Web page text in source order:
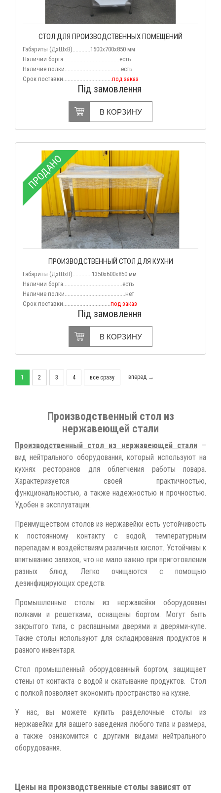
СТОЛ ДЛЯ ПРОИЗВОДСТВЕННЫХ ПОМЕЩЕНИЙ
Габариты (ДхШхВ)............1500x700x850 мм
Наличии борта......................................есть
Наличие полки......................................есть
Срок поставки.................................под заказ
Під замовлення
В КОРЗИНУ
ПРОДАНО
ПРОИЗВОДСТВЕННЫЙ СТОЛ ДЛЯ КУХНИ
Габариты (ДхШхВ).............1350х600х850 мм
Наличии борта........................................есть
Наличие полки.........................................нет
Срок поставки................................под заказ
Під замовлення
В КОРЗИНУ
1 2 3 4 все сразу вперед →
Производственный стол из
нержавеющей стали
Производственный стол из нержавеющей стали–
вид нейтрального оборудования, который используют на
кухнях ресторанов для облегчения работы повара.
Характеризуется своей практичностью,
функциональностью, а также надежностью и прочностью.
Удобен в эксплуатации.
Преимуществом столов из нержавейки есть устойчивость
к постоянному контакту с водой, температурным
перепадам и воздействиям различных кислот. Устойчивы к
впитыванию запахов, что не мало важно при приготовлении
разных блюд. Легко очищаются с помощью
дезинфицирующих средств.
Промышленные столы из нержавейки оборудованы
полками и решетками, оснащены бортом. Могут быть
закрытого типа, с распашными дверями и дверями-купе.
Такие столы используют для складирования продуктов и
разного инвентаря.
Стол промышленный оборудованный бортом, защищает
стены от контакта с водой и скатывание продуктов. Стол
с полкой позволяет экономить пространство на кухне.
У нас, вы можете купить разделочные столы из
нержавейки для вашего заведения любого типа и размера,
а также ознакомится с другими видами нейтрального
оборудования.
Цены на производственные столы зависят от